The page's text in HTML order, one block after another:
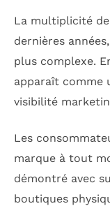
La multiplicité
dernières
plus complexe.
apparaît comme
visibilité
Les
marque à tout
démontré avec
boutiques